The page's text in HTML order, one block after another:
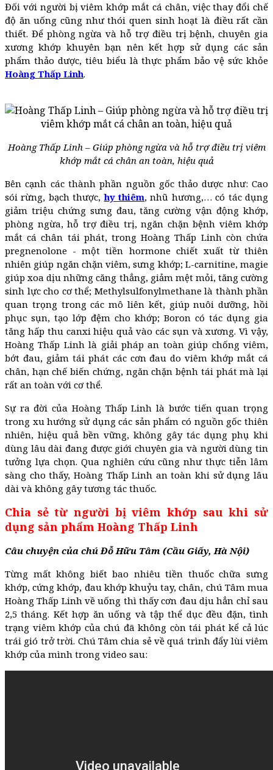
Đối với người bị viêm khớp mắt cá chân, việc thay đổi chế
độ ăn uống cũng như thói quen sinh hoạt là điều rất cần
thiết. Để phòng ngừa và hỗ trợ điều trị bệnh, chuyên gia
xương khớp khuyên bạn nên kết hợp sử dụng các sản
phẩm thảo dược, tiêu biểu là thực phẩm bảo vệ sức khỏe
Hoàng Thấp Linh.
Hoàng Thấp Linh – Giúp phòng ngừa và hỗ trợ điều trị viêm
khớp mắt cá chân an toàn, hiệu quả
Bên cạnh các thành phần nguồn gốc thảo dược như: Cao
sói rừng, bạch thược,hy thiêm, nhũ hương,… có tác dụng
giảm triệu chứng sưng đau, tăng cường vận động khớp,
phòng ngừa, hỗ trợ điều trị, ngăn chặn bệnh viêm khớp
mắt cá chân tái phát, trong Hoàng Thấp Linh còn chứa
pregnenolone - một tiền hormone chiết xuất từ thiên
nhiên giúp ngăn chặn viêm, sưng khớp; L-carnitine, magie
giúp xoa dịu những căng thẳng, giảm mệt mỏi, tăng cường
sinh lực cho cơ thể; Methylsulfonylmethane là thành phần
quan trọng trong các mô liên kết, giúp nuôi dưỡng, hồi
phục sụn, tạo lớp đệm cho khớp; Boron có tác dụng gia
tăng hấp thu canxi hiệu quả vào các sụn và xương. Vì vậy,
Hoàng Thấp Linh là giải pháp an toàn giúp chống viêm,
bớt đau, giảm tái phát các cơn đau do viêm khớp mắt cá
chân, hạn chế biến chứng, ngăn chặn bệnh tái phát mà lại
rất an toàn với cơ thể.
Sự ra đời của Hoàng Thấp Linh là bước tiến quan trọng
trong xu hướng sử dụng các sản phẩm có nguồn gốc thiên
nhiên, hiệu quả bền vững, không gây tác dụng phụ khi
dùng lâu dài đang được giới chuyên gia và người dùng tin
tưởng lựa chọn. Qua nghiên cứu cũng như thực tiễn lâm
sàng cho thấy, Hoàng Thấp Linh an toàn khi sử dụng lâu
dài và không gây tương tác thuốc.
Chia sẻ từ người bị viêm khớp sau khi sử
dụng sản phẩm Hoàng Thấp Linh
Câu chuyện của chú Đỗ Hữu Tâm (Cầu Giấy, Hà Nội)
Từng mất không biết bao nhiêu tiền thuốc chữa sưng
khớp, cứng khớp, đau khớp khuỷu tay, chân, chú Tâm mua
Hoàng Thấp Linh về uống thì thấy cơn đau dịu hẳn chỉ sau
2,5 tháng. Kết hợp ăn uống và tập thể dục đều đặn, tình
trạng viêm khớp của chú đã không còn tái phát kể cả lúc
trái gió trở trời. Chú Tâm chia sẻ về quá trình đẩy lùi viêm
khớp của mình trong video sau: